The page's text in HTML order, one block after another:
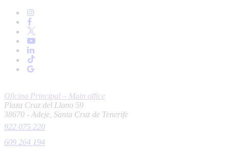
Oficina Principal – Main office
Plaza Cruz del Llano 59
38670 - Adeje, Santa Cruz de Tenerife
922 075 220
609 264 194